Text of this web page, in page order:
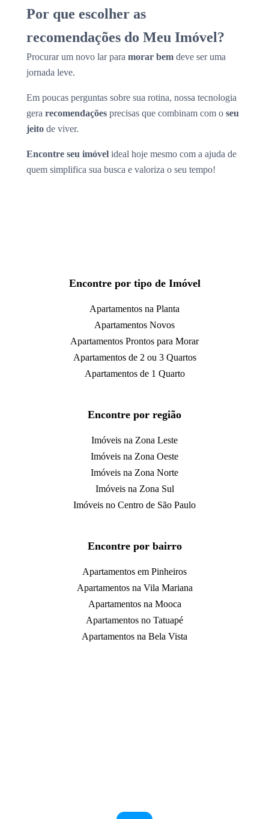
Por que escolher as
recomendações do Meu Imóvel?
Procurar um novo lar para morar bem deve ser uma
jornada leve.
Em poucas perguntas sobre sua rotina, nossa tecnologia
gera recomendações precisas que combinam com o seu
jeito de viver.
Encontre seu imóvel ideal hoje mesmo com a ajuda de
quem simplifica sua busca e valoriza o seu tempo!
Encontre por tipo de Imóvel
Apartamentos na Planta
Apartamentos Novos
Apartamentos Prontos para Morar
Apartamentos de 2 ou 3 Quartos
Apartamentos de 1 Quarto
Encontre por região
Imóveis na Zona Leste
Imóveis na Zona Oeste
Imóveis na Zona Norte
Imóveis na Zona Sul
Imóveis no Centro de São Paulo
Encontre por bairro
Apartamentos em Pinheiros
Apartamentos na Vila Mariana
Apartamentos na Mooca
Apartamentos no Tatuapé
Apartamentos na Bela Vista